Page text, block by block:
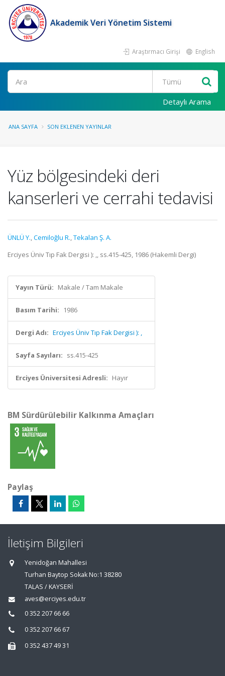
Akademik Veri Yönetim Sistemi
Araştırmacı Girişi English
Ara
Detaylı Arama
ANA SAYFA SON EKLENEN YAYINLAR
Yüz bölgesindeki deri
kanserleri ve cerrahi tedavisi
ÜNLÜ Y.,Cemiloğlu R.,Tekalan Ş. A.
Erciyes Üniv Tıp Fak Dergisi ): ,, ss.415-425, 1986 (Hakemli Dergi)
Yayın Türü: Makale / Tam Makale
Basım Tarihi: 1986
Dergi Adı: Erciyes Üniv Tıp Fak Dergisi ): ,
Sayfa Sayıları: ss.415-425
Erciyes Üniversitesi Adresli: Hayır
BM Sürdürülebilir Kalkınma Amaçları
Paylaş
İletişim Bilgileri
Yenidoğan Mahallesi
Turhan Baytop Sokak No:1 38280
TALAS / KAYSERİ
aves@erciyes.edu.tr
0 352 207 66 66
0 352 207 66 67
0 352 437 49 31